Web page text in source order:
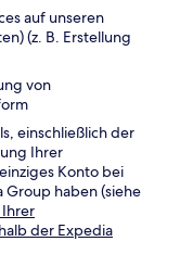
auf unseren
(z. B. Erstellung
von
einschließlich der
Ihrer
Konto bei
Group haben (siehe
der Expedia